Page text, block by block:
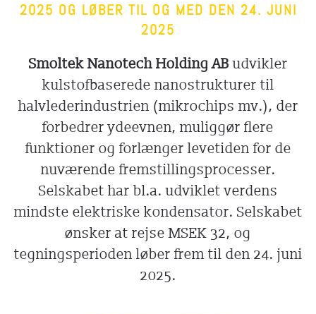
2025 OG LØBER TIL OG MED DEN 24. JUNI
2025
Smoltek Nanotech Holding ABudvikler
kulstofbaserede nanostrukturer til
halvlederindustrien (mikrochips mv.), der
forbedrer ydeevnen, muliggør flere
funktioner og forlænger levetiden for de
nuværende fremstillingsprocesser.
Selskabet har bl.a. udviklet verdens
mindste elektriske kondensator. Selskabet
ønsker at rejse MSEK 32, og
tegningsperioden løber frem til den 24. juni
2025.